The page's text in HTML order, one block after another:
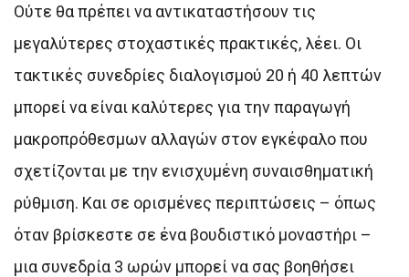
Ούτε θα πρέπει να αντικαταστήσουν τις
μεγαλύτερες στοχαστικές πρακτικές, λέει. Οι
τακτικές συνεδρίες διαλογισμού 20 ή 40 λεπτών
μπορεί να είναι καλύτερες για την παραγωγή
μακροπρόθεσμων αλλαγών στον εγκέφαλο που
σχετίζονται με την ενισχυμένη συναισθηματική
ρύθμιση. Και σε ορισμένες περιπτώσεις – όπως
όταν βρίσκεστε σε ένα βουδιστικό μοναστήρι –
μια συνεδρία 3 ωρών μπορεί να σας βοηθήσει